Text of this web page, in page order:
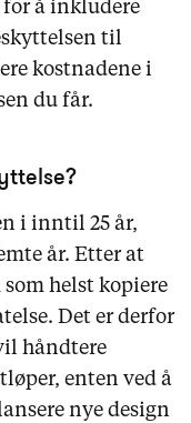
å inkludere
til
kostnadene i
du får.
i inntil 25 år,
år. Etter at
helst kopiere
Det er derfor
håndtere
enten ved å
nye design